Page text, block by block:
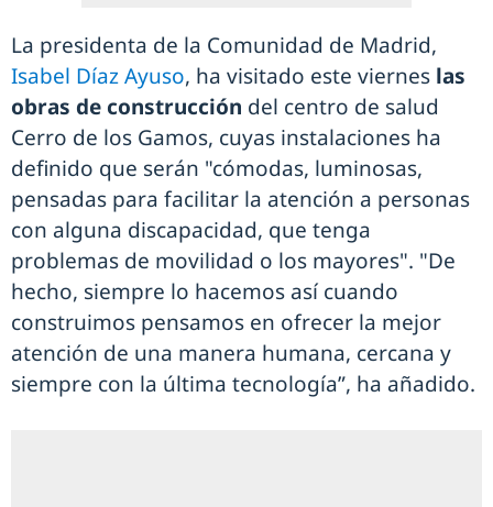
La presidenta de la Comunidad de Madrid,
Isabel Díaz Ayuso, ha visitado este viernes las
obras de construcción del centro de salud
Cerro de los Gamos, cuyas instalaciones ha
definido que serán "cómodas, luminosas,
pensadas para facilitar la atención a personas
con alguna discapacidad, que tenga
problemas de movilidad o los mayores". "De
hecho, siempre lo hacemos así cuando
construimos pensamos en ofrecer la mejor
atención de una manera humana, cercana y
siempre con la última tecnología”, ha añadido.